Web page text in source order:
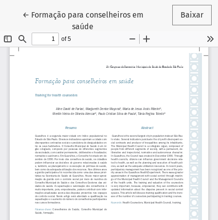
← Voltar aos Detalhes do Artigo
Formação para conselheiros em
saúde
Baixar